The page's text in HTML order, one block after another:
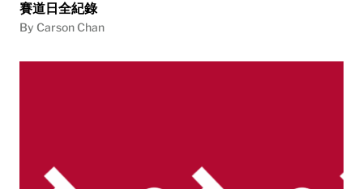
賽道日全紀錄
By Carson Chan